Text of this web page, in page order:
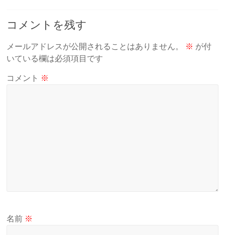
コメントを残す
メールアドレスが公開されることはありません。 ※ が付
いている欄は必須項目です
コメント ※
名前 ※